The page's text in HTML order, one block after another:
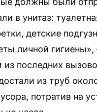
в унитаз:
детские
личной
последних
из труб
потратив на